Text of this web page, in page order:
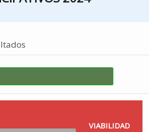
VIABILIDAD